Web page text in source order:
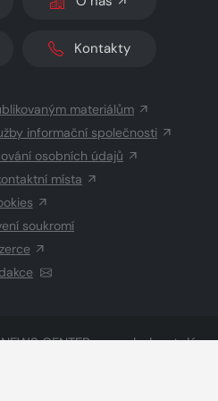
Kontakty
materiálům
informační společnosti
osobních údajů
místa
soukromí
CENTER a.s.a dodavatelé